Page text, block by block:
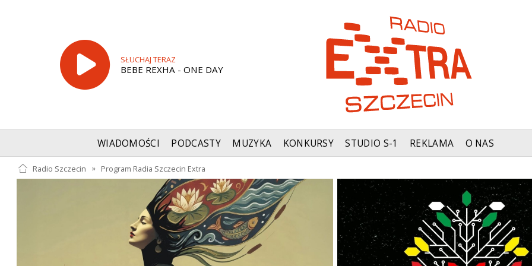
SŁUCHAJ TERAZ
BEBE REXHA - ONE DAY
WIADOMOŚCI PODCASTY MUZYKA KONKURSY STUDIO S-1 REKLAMA O NAS
Radio Szczecin » Program Radia Szczecin Extra